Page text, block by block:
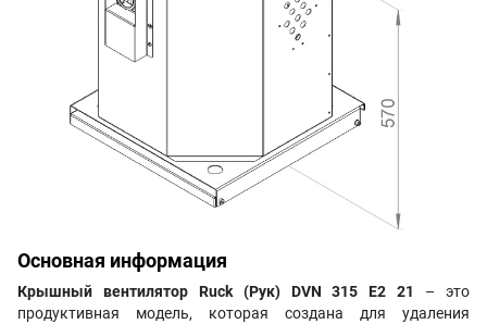
Основная информация
Крышный вентилятор Ruck (Рук) DVN 315 E2 21
– это
продуктивная модель, которая создана для удаления